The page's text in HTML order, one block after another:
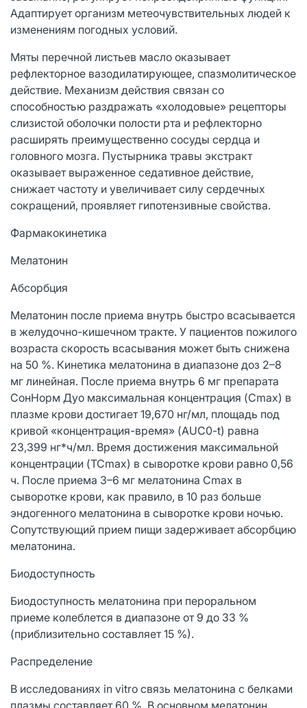
Адаптирует организм метеочувствительных людей к
изменениям погодных условий.
Мяты перечной листьев масло оказывает
рефлекторное вазодилатирующее, спазмолитическое
действие. Механизм действия связан со
способностью раздражать «холодовые» рецепторы
слизистой оболочки полости рта и рефлекторно
расширять преимущественно сосуды сердца и
головного мозга. Пустырника травы экстракт
оказывает выраженное седативное действие,
снижает частоту и увеличивает силу сердечных
сокращений, проявляет гипотензивные свойства.
Фармакокинетика
Мелатонин
Абсорбция
Мелатонин после приема внутрь быстро всасывается
в желудочно-кишечном тракте. У пациентов пожилого
возраста скорость всасывания может быть снижена
на 50 %. Кинетика мелатонина в диапазоне доз 2–8
мг линейная. После приема внутрь 6 мг препарата
СонНорм Дуо максимальная концентрация (Cmax) в
плазме крови достигает 19,670 нг/мл, площадь под
кривой «концентрация-время» (AUC0-t) равна
23,399 нг*ч/мл. Время достижения максимальной
концентрации (TCmax) в сыворотке крови равно 0,56
ч. После приема 3–6 мг мелатонина Cmax в
сыворотке крови, как правило, в 10 раз больше
эндогенного мелатонина в сыворотке крови ночью.
Сопутствующий прием пищи задерживает абсорбцию
мелатонина.
Биодоступность
Биодоступность мелатонина при пероральном
приеме колеблется в диапазоне от 9 до 33 %
(приблизительно составляет 15 %).
Распределение
В исследованиях in vitro связь мелатонина с белками
плазмы составляет 60 %. В основном мелатонин